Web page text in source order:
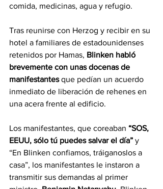
comida, medicinas, agua y refugio.
Tras reunirse con Herzog y recibir en su
hotel a familiares de estadounidenses
retenidos por Hamas, Blinken habló
brevemente con unas docenas de
manifestantes que pedían un acuerdo
inmediato de liberación de rehenes en
una acera frente al edificio.
Los manifestantes, que coreaban “SOS,
EEUU, sólo tú puedes salvar el día” y
“En Blinken confiamos, tráiganoslos a
casa”, los manifestantes le instaron a
transmitir sus demandas al primer